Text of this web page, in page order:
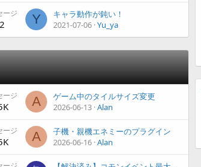
ージ Y
キャラ動作が鈍い！
2021-07-06 Yu_ya
ージ A
ゲーム中のタイルサイズ変更
2026-06-13 Alan
ージ A
子機・親機エネミーのプラグイン
2026-06-16 Alan